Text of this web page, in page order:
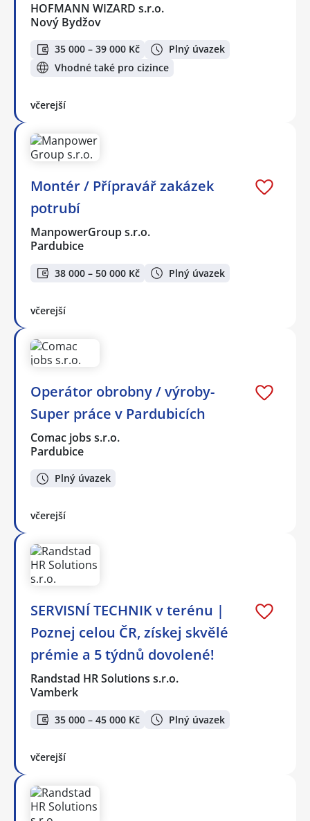
HOFMANN WIZARD s.r.o.
Nový Bydžov
35 000 – 39 000 Kč
Plný úvazek
Vhodné také pro cizince
včerejší
Montér / Přípravář zakázek
potrubí
ManpowerGroup s.r.o.
Pardubice
38 000 – 50 000 Kč Plný úvazek
včerejší
Operátor obrobny / výroby-
Super práce v Pardubicích
Comac jobs s.r.o.
Pardubice
Plný úvazek
včerejší
SERVISNÍ TECHNIK v terénu |
Poznej celou ČR, získej skvělé
prémie a 5 týdnů dovolené!
Randstad HR Solutions s.r.o.
Vamberk
35 000 – 45 000 Kč Plný úvazek
včerejší